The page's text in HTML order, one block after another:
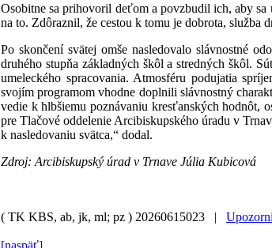
Osobitne sa prihovoril deťom a povzbudil ich, aby
na to. Zdôraznil, že cestou k tomu je dobrota, služba
Po skončení svätej omše nasledovalo slávnostné
druhého stupňa základných škôl a stredných škôl.
umeleckého spracovania. Atmosféru podujatia
svojím programom vhodne doplnili slávnostný
vedie k hlbšiemu poznávaniu kresťanských hodnôt,
pre Tlačové oddelenie Arcibiskupského úradu v
k nasledovaniu svätca,“ dodal.
Zdroj: Arcibiskupský úrad v Trnave Júlia Kubicová
( TK KBS, ab, jk, ml; pz ) 20260615023 |
[naspäť]